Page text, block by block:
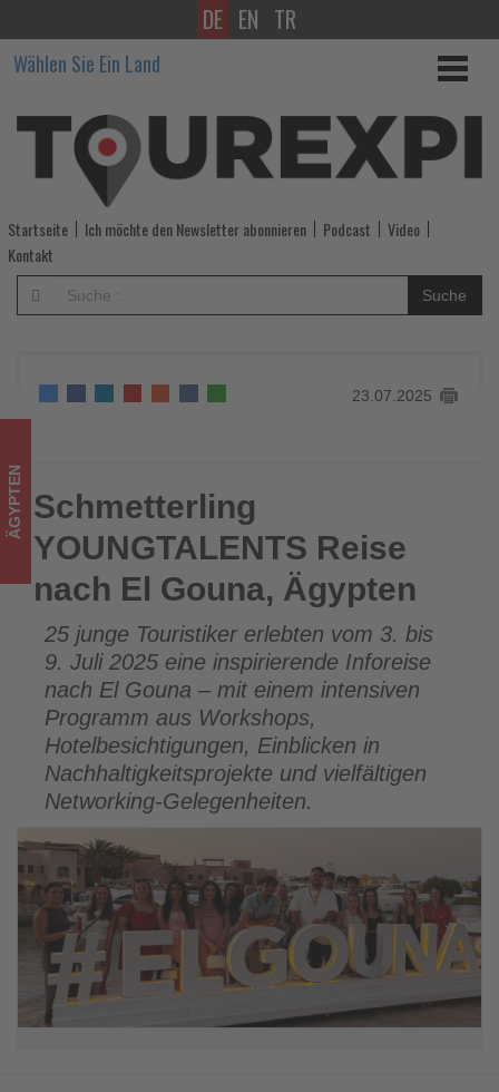
Schmetterling
YOUNGTALENTS
Reise
nach
El
Gouna,
Ägypten
Wissen,
im
Tourismus
los
ist!
DE EN TR
Wählen Sie Ein Land
Startseite Ich möchte den Newsletter abonnieren Podcast
Video
Kontakt
Suche
23.07.2025
Schmetterling YOUNGTALENTS Reise nach El Gouna, Ägypten
ÄGYPTEN Schmetterling
YOUNGTALENTS Reise
nach El Gouna, Ägypten
25 junge Touristiker erlebten vom 3. bis
9. Juli 2025 eine inspirierende Inforeise
nach El Gouna – mit einem intensiven
Programm aus Workshops,
Hotelbesichtigungen, Einblicken in
Nachhaltigkeitsprojekte und vielfältigen
Networking-Gelegenheiten.